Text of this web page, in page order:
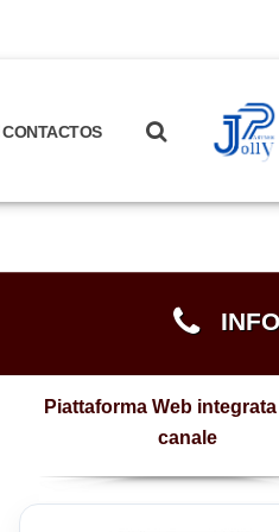
Piattaforma Web
canale